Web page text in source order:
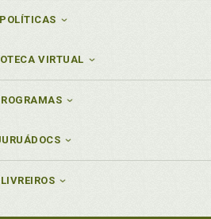
POLÍTICAS
VIRTUAL
LIVREIROS